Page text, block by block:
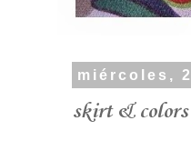
miércoles,
skirt & colors